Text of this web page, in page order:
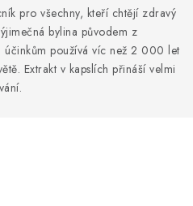
pro všechny, kteří chtějí zdravý
bylina původem z
účinkům používá víc než 2 000 let
Extrakt v kapslích přináší velmi